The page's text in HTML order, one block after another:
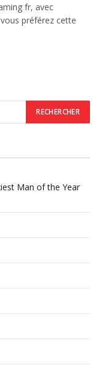
fr, avec
préférez cette
Man of the Year